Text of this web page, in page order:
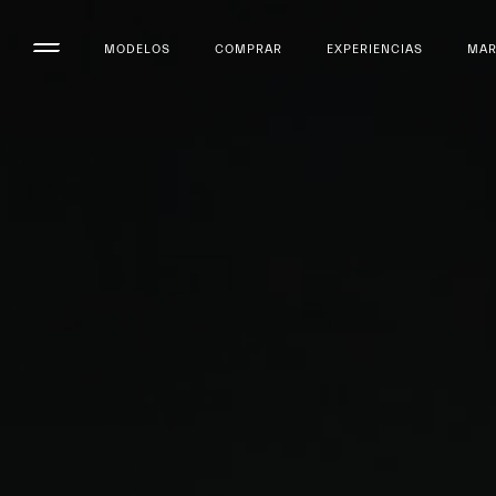
MODELOS COMPRAR EXPERIENCIAS